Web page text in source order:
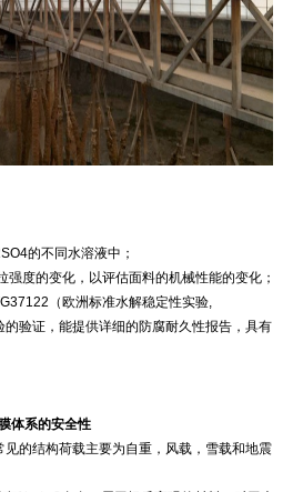
的不同水溶液中；
强度的变化，以评估面料的机械性能的变化；
（欧洲标准水解稳定性实验,
验证，能提供详细的防腐耐久性报告，具有
体系的安全性
的结构荷载主要为自重，风载，雪载和地震